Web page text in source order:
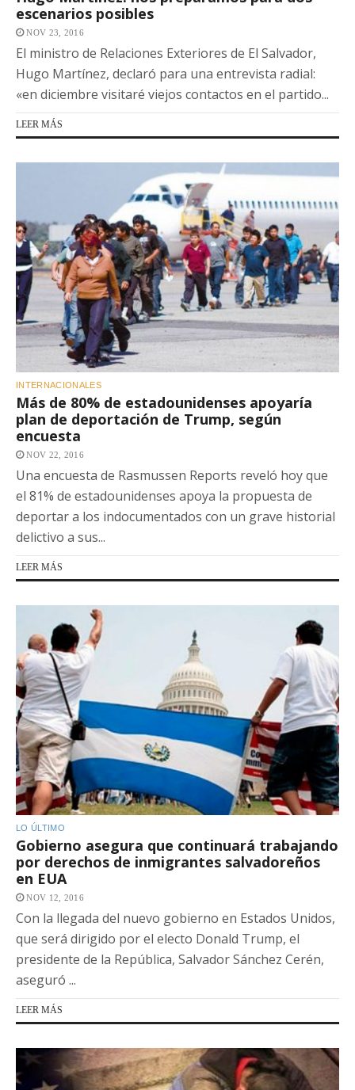
escenarios posibles
NOV 23, 2016
El ministro de Relaciones Exteriores de El Salvador,
Hugo Martínez, declaró para una entrevista radial:
«en diciembre visitaré viejos contactos en el partido...
LEER MÁS
INTERNACIONALES
Más de 80% de estadounidenses apoyaría
plan de deportación de Trump, según
encuesta
NOV 22, 2016
Una encuesta de Rasmussen Reports reveló hoy que
el 81% de estadounidenses apoya la propuesta de
deportar a los indocumentados con un grave historial
delictivo a sus...
LEER MÁS
LO ÚLTIMO
Gobierno asegura que continuará trabajando
por derechos de inmigrantes salvadoreños
en EUA
NOV 12, 2016
Con la llegada del nuevo gobierno en Estados Unidos,
que será dirigido por el electo Donald Trump, el
presidente de la República, Salvador Sánchez Cerén,
aseguró ...
LEER MÁS